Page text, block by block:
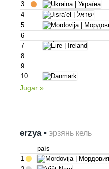
3
4
5
6
7
8
9
10
Jugar »
erzya • эрзянь кель
país
1